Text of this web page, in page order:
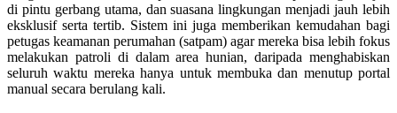
di pintu gerbang utama, dan suasana lingkungan menjadi jauh lebih
eksklusif serta tertib. Sistem ini juga memberikan kemudahan bagi
petugas keamanan perumahan (satpam) agar mereka bisa lebih fokus
melakukan patroli di dalam area hunian, daripada menghabiskan
seluruh waktu mereka hanya untuk membuka dan menutup portal
manual secara berulang kali.